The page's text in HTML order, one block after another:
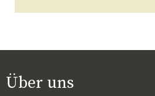
Über uns